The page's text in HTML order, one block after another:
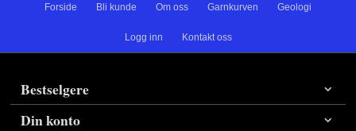
Forside Bli kunde Om oss Garnkurven Geologi
Logg inn Kontakt oss
Bestselgere
Din konto